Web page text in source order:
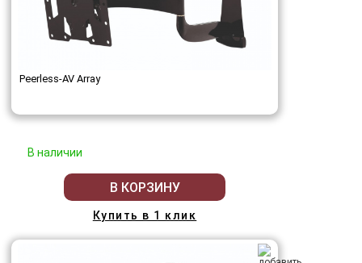
Peerless-AV Array
В наличии
В КОРЗИНУ
Купить в 1 клик